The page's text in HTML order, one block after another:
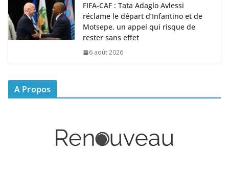
FIFA-CAF : Tata Adaglo Avlessi
réclame le départ d’Infantino et de
Motsepe, un appel qui risque de
rester sans effet
6 août 2026
A Propos